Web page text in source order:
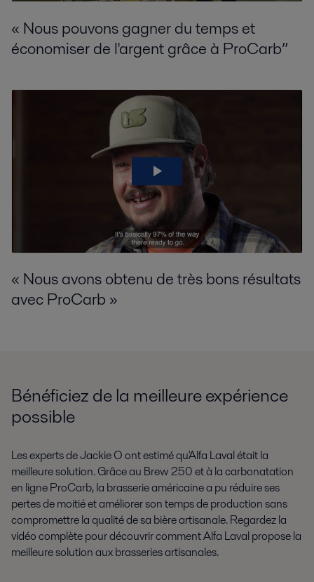
« Nouspouvons gagner du temps et
économiser de l'argent grâce à ProCarb”
« Nous avons obtenu de très bons résultats
avecProCarb »
Bénéficiez de la meilleure expérience
possible
Les experts de Jackie O ont estimé qu'Alfa Laval était la
meilleure solution. Grâce au Brew 250 et à la carbonatation
en ligne ProCarb, la brasserie américaine a pu réduire ses
pertes de moitié et améliorer son temps de production sans
compromettre la qualité de sa bière artisanale. Regardez la
vidéo complète pour découvrir comment Alfa Laval propose la
meilleure solution aux brasseries artisanales.